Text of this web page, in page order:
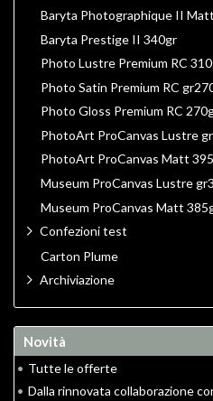
Baryta Photographique II
Baryta Prestige II 340gr
Photo Lustre Premium RC
Photo Satin Premium RC
Photo Gloss Premium RC
PhotoArt ProCanvas Lustre
PhotoArt ProCanvas Matt
Museum ProCanvas Lustre
Museum ProCanvas Matt
Confezioni test
Carton Plume
Archiviazione
Novità
• Tutte le offerte
• Dalla rinnovata collaborazione